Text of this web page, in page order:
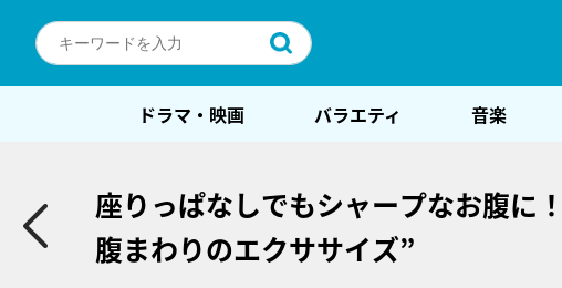
ドラマ・映画 バラエティ 音楽
座りっぱなしでもシャープなお腹に
腹まわりのエクササイズ”